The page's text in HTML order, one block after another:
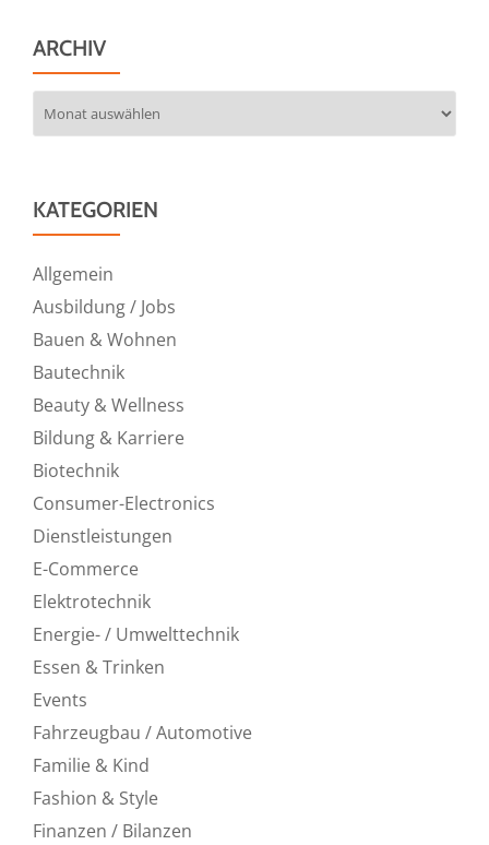
ARCHIV
KATEGORIEN
Allgemein
Ausbildung / Jobs
Bauen & Wohnen
Bautechnik
Beauty & Wellness
Bildung & Karriere
Biotechnik
Consumer-Electronics
Dienstleistungen
E-Commerce
Elektrotechnik
Energie- / Umwelttechnik
Essen & Trinken
Events
Fahrzeugbau / Automotive
Familie & Kind
Fashion & Style
Finanzen / Bilanzen